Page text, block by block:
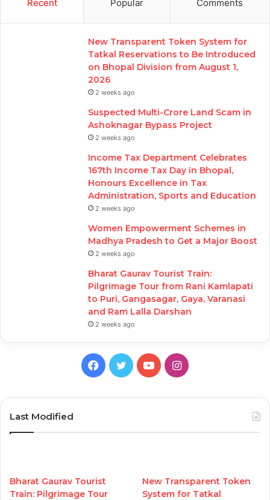
Recent Popular Comments
New Transparent Token System for
Tatkal Reservations to Be Introduced
on Bhopal Division from August 1,
2026
2 weeks ago
Suspected Multi-Crore Land Scam in
Ashoknagar Bypass Project
2 weeks ago
Income Tax Department Celebrates
167th Income Tax Day in Bhopal,
Honours Excellence in Tax
Administration, Sports and Education
2 weeks ago
Women Empowerment Schemes in
Madhya Pradesh to Get a Major Boost
2 weeks ago
Bharat Gaurav Tourist Train:
Pilgrimage Tour from Rani Kamlapati
to Puri, Gangasagar, Gaya, Varanasi
and Ram Lalla Darshan
2 weeks ago
Facebook
TwitterYouTubeInstagram
Last Modified
Bharat Gaurav Tourist
Train: Pilgrimage Tour
New Transparent Token
System for Tatkal